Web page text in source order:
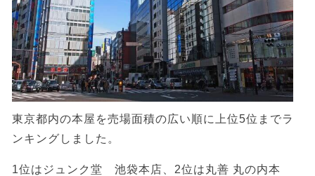
東京都内の本屋を売場面積の広い順に上位5位までラ
ンキングしました。
1位はジュンク堂 池袋本店、2位は丸善 丸の内本